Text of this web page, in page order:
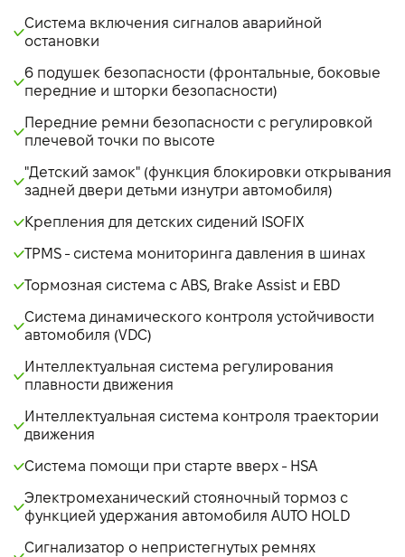
Система включения сигналов аварийной
остановки
6 подушек безопасности (фронтальные, боковые
передние и шторки безопасности)
Передние ремни безопасности с регулировкой
плечевой точки по высоте
"Детский замок" (функция блокировки открывания
задней двери детьми изнутри автомобиля)
Крепления для детских сидений ISOFIX
TPMS - система мониторинга давления в шинах
Тормозная система с ABS, Brake Assist и EBD
Система динамического контроля устойчивости
автомобиля (VDC)
Интеллектуальная система регулирования
плавности движения
Интеллектуальная система контроля траектории
движения
Система помощи при старте вверх - НSA
Электромеханический стояночный тормоз с
функцией удержания автомобиля AUTO HOLD
Сигнализатор о непристегнутых ремнях